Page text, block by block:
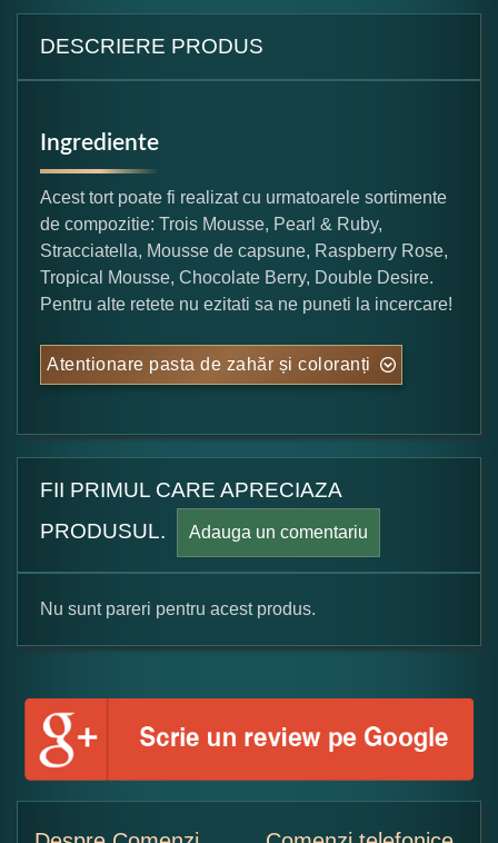
DESCRIERE PRODUS
Ingrediente
Acest tort poate fi realizat cu urmatoarele sortimente
de compozitie: Trois Mousse, Pearl & Ruby,
Stracciatella, Mousse de capsune, Raspberry Rose,
Tropical Mousse, Chocolate Berry, Double Desire.
Pentru alte retete nu ezitati sa ne puneti la incercare!
Atentionare pasta de zahăr și coloranți
FII PRIMUL CARE APRECIAZA
PRODUSUL.
Adauga un comentariu
Formular pareri client
Numele dumneavoastra:
Nu sunt pareri pentru acest produs.